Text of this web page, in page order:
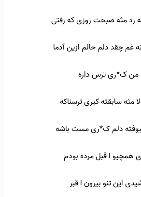
رد مثه صبحت روزی که رفتی
غم چقد دلم حالم ازین آدما
من ک*ری ترس داره
مثه سابقته کیری ترسناکه
دلم ک*ری مست باشه
همچیو ا قبل مرده بودم
این تنو بیرون ا قبر